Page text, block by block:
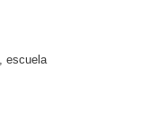
escuela